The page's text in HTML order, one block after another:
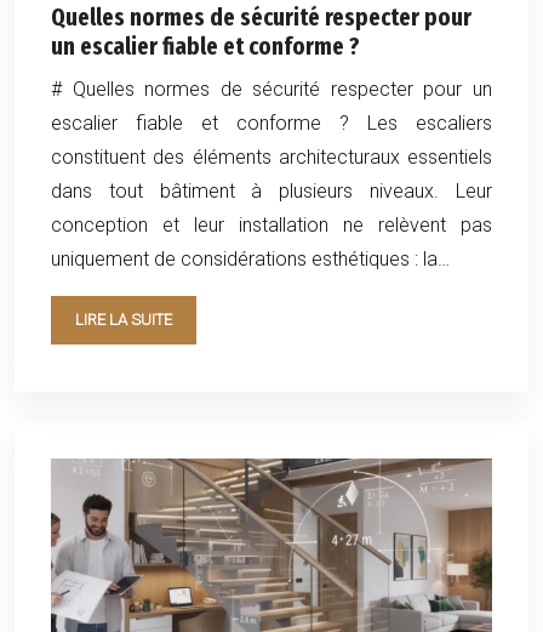
Quelles normes de sécurité respecter pour
un escalier fiable et conforme ?
# Quelles normes de sécurité respecter pour un
escalier fiable et conforme ? Les escaliers
constituent des éléments architecturaux essentiels
dans tout bâtiment à plusieurs niveaux. Leur
conception et leur installation ne relèvent pas
uniquement de considérations esthétiques : la…
LIRE LA SUITE